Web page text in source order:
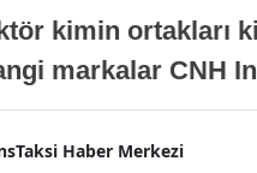
kimin ortakları
markalar CNH
Haber Merkezi